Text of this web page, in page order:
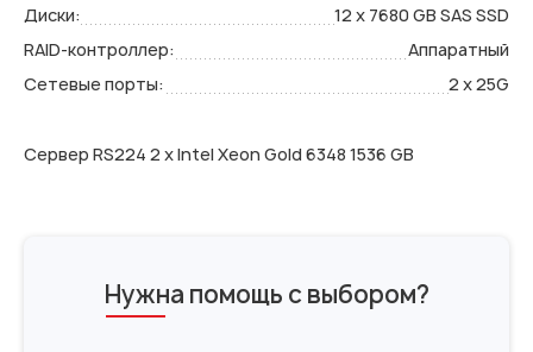
Диски:
12 x 7680 GB SAS SSD
RAID-контроллер:
Аппаратный
Сетевые порты:
2 x 25G
Сервер RS224 2 x Intel Xeon Gold 6348 1536 GB
Нужна помощь с выбором?